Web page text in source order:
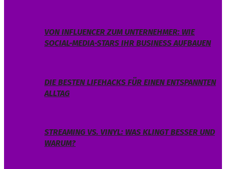
VON INFLUENCER ZUM UNTERNEHMER: WIE
SOCIAL-MEDIA-STARS IHR BUSINESS AUFBAUEN
DIE BESTEN LIFEHACKS FÜR EINEN ENTSPANNTEN
ALLTAG
STREAMING VS. VINYL: WAS KLINGT BESSER UND
WARUM?